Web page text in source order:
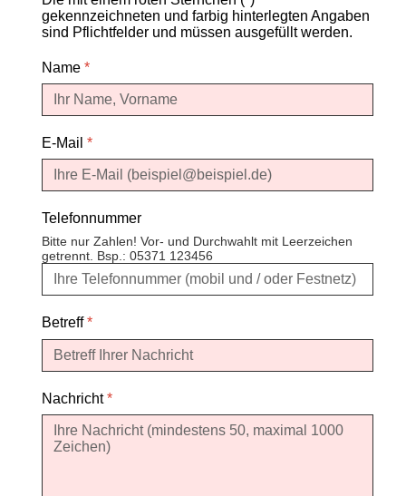
gekennzeichneten und farbig hinterlegten Angaben
sind Pflichtfelder und müssen ausgefüllt werden.
Name*
E-Mail*
Telefonnummer
Bitte nur Zahlen! Vor- und Durchwahlt mit Leerzeichen
getrennt. Bsp.: 05371 123456
Betreff*
Nachricht*